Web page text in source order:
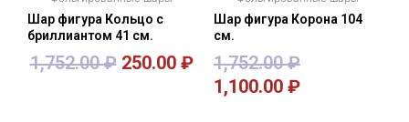
Шар фигура Кольцо с
бриллиантом 41 см.
1,752.00₽ 250.00 ₽
Шар фигура Корона 104
см.
1,752.00₽
1,100.00 ₽